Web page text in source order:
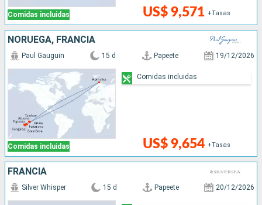
Comidas incluidas US$ 9,571 +Tasas
NORUEGA, FRANCIA
Comidas incluidas
Paul Gauguin 15 d Papeete 19/12/2026
US$ 9,654 +Tasas
Comidas incluidas
FRANCIA
Silver Whisper 15 d Papeete 20/12/2026